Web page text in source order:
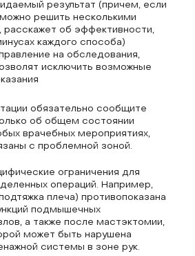
результат (причем, если
решить несколькими
об эффективности,
каждого способа)
на обследования,
исключить возможные
обязательно сообщите
об общем состоянии
врачебных мероприятиях,
с проблемной зоной.
ограничения для
операций. Например,
плеча) противопоказана
подмышечных
а также после мастэктомии,
может быть нарушена
системы в зоне рук.